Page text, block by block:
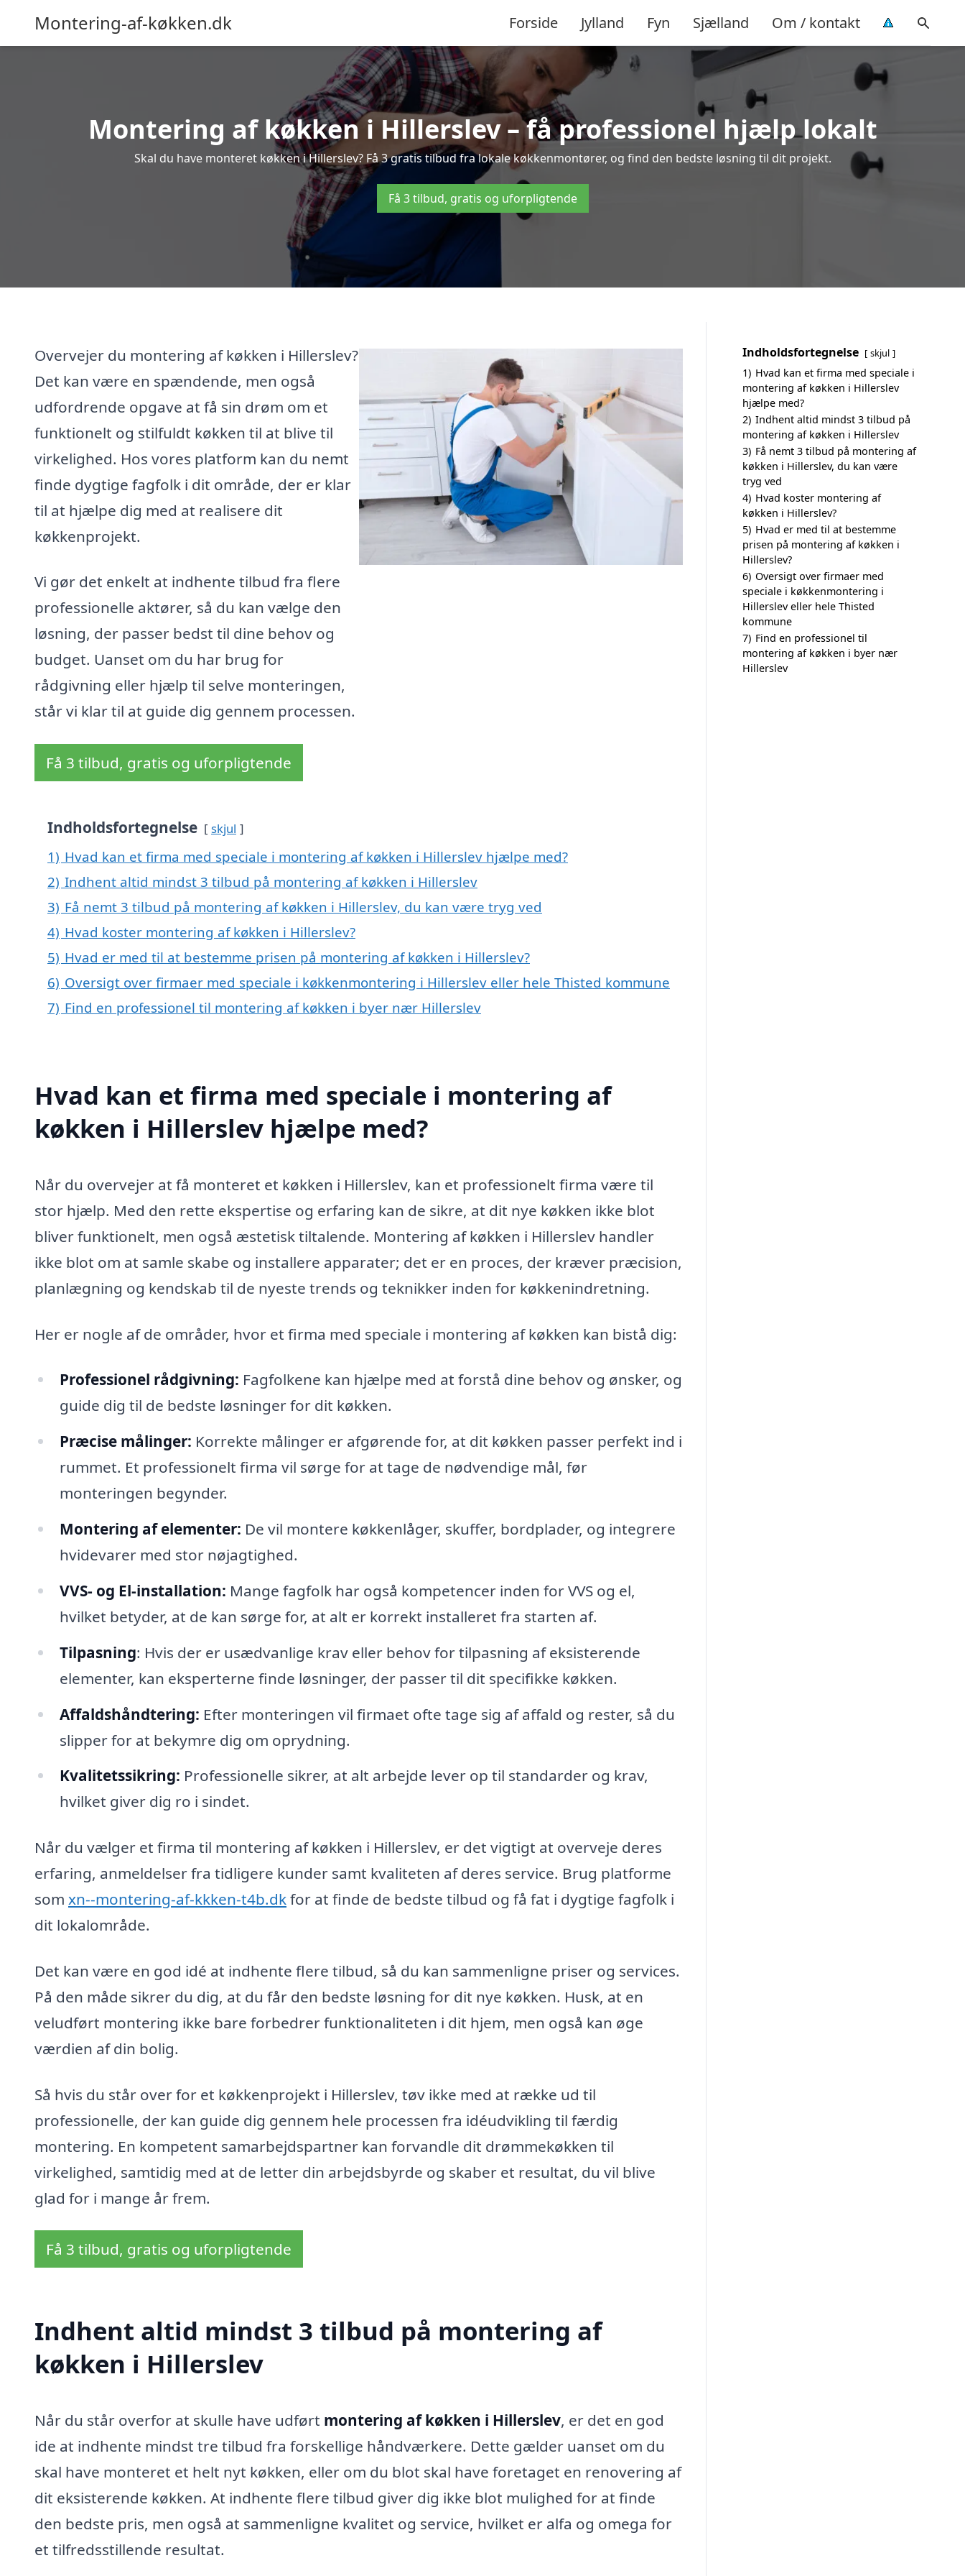
Montering-af-køkken.dk Forside Jylland Fyn Sjælland Om / kontakt
Montering af køkken i Hillerslev – få professionel hjælp lokalt
Skal du have monteret køkken i Hillerslev? Få 3 gratis tilbud fra lokale køkkenmontører, og find den bedste løsning til dit projekt.
Få 3 tilbud, gratis og uforpligtende
Overvejer du montering af køkken i Hillerslev?
Det kan være en spændende, men også
udfordrende opgave at få sin drøm om et
funktionelt og stilfuldt køkken til at blive til
virkelighed. Hos vores platform kan du nemt
finde dygtige fagfolk i dit område, der er klar
til at hjælpe dig med at realisere dit
køkkenprojekt.
Vi gør det enkelt at indhente tilbud fra flere
professionelle aktører, så du kan vælge den
løsning, der passer bedst til dine behov og
budget. Uanset om du har brug for
rådgivning eller hjælp til selve monteringen,
står vi klar til at guide dig gennem processen.
Få 3 tilbud, gratis og uforpligtende
Indholdsfortegnelse skjul
1) Hvad kan et firma med speciale i montering af køkken i Hillerslev hjælpe med?
2) Indhent altid mindst 3 tilbud på montering af køkken i Hillerslev
3) Få nemt 3 tilbud på montering af køkken i Hillerslev, du kan være tryg ved
4) Hvad koster montering af køkken i Hillerslev?
5) Hvad er med til at bestemme prisen på montering af køkken i Hillerslev?
6) Oversigt over firmaer med speciale i køkkenmontering i Hillerslev eller hele Thisted kommune
7) Find en professionel til montering af køkken i byer nær Hillerslev
Hvad kan et firma med speciale i montering af
køkken i Hillerslev hjælpe med?
Når du overvejer at få monteret et køkken i Hillerslev, kan et professionelt firma være til
stor hjælp. Med den rette ekspertise og erfaring kan de sikre, at dit nye køkken ikke blot
bliver funktionelt, men også æstetisk tiltalende. Montering af køkken i Hillerslev handler
ikke blot om at samle skabe og installere apparater; det er en proces, der kræver præcision,
planlægning og kendskab til de nyeste trends og teknikker inden for køkkenindretning.
Her er nogle af de områder, hvor et firma med speciale i montering af køkken kan bistå dig:
Professionel rådgivning: Fagfolkene kan hjælpe med at forstå dine behov og ønsker, og
guide dig til de bedste løsninger for dit køkken.
Præcise målinger: Korrekte målinger er afgørende for, at dit køkken passer perfekt ind i
rummet. Et professionelt firma vil sørge for at tage de nødvendige mål, før
monteringen begynder.
Montering af elementer: De vil montere køkkenlåger, skuffer, bordplader, og integrere
hvidevarer med stor nøjagtighed.
VVS- og El-installation: Mange fagfolk har også kompetencer inden for VVS og el,
hvilket betyder, at de kan sørge for, at alt er korrekt installeret fra starten af.
Tilpasning: Hvis der er usædvanlige krav eller behov for tilpasning af eksisterende
elementer, kan eksperterne finde løsninger, der passer til dit specifikke køkken.
Affaldshåndtering: Efter monteringen vil firmaet ofte tage sig af affald og rester, så du
slipper for at bekymre dig om oprydning.
Kvalitetssikring: Professionelle sikrer, at alt arbejde lever op til standarder og krav,
hvilket giver dig ro i sindet.
Når du vælger et firma til montering af køkken i Hillerslev, er det vigtigt at overveje deres
erfaring, anmeldelser fra tidligere kunder samt kvaliteten af deres service. Brug platforme
som xn--montering-af-kkken-t4b.dkfor at finde de bedste tilbud og få fat i dygtige fagfolk i
dit lokalområde.
Det kan være en god idé at indhente flere tilbud, så du kan sammenligne priser og services.
På den måde sikrer du dig, at du får den bedste løsning for dit nye køkken. Husk, at en
veludført montering ikke bare forbedrer funktionaliteten i dit hjem, men også kan øge
værdien af din bolig.
Så hvis du står over for et køkkenprojekt i Hillerslev, tøv ikke med at række ud til
professionelle, der kan guide dig gennem hele processen fra idéudvikling til færdig
montering. En kompetent samarbejdspartner kan forvandle dit drømmekøkken til
virkelighed, samtidig med at de letter din arbejdsbyrde og skaber et resultat, du vil blive
glad for i mange år frem.
Få 3 tilbud, gratis og uforpligtende
Indhent altid mindst 3 tilbud på montering af
køkken i Hillerslev
Når du står overfor at skulle have udført montering af køkken i Hillerslev, er det en god
ide at indhente mindst tre tilbud fra forskellige håndværkere. Dette gælder uanset om du
skal have monteret et helt nyt køkken, eller om du blot skal have foretaget en renovering af
dit eksisterende køkken. At indhente flere tilbud giver dig ikke blot mulighed for at finde
den bedste pris, men også at sammenligne kvalitet og service, hvilket er alfa og omega for
et tilfredsstillende resultat.
Indholdsfortegnelse skjul
1) Hvad kan et firma med speciale i
montering af køkken i Hillerslev
hjælpe med?
2) Indhent altid mindst 3 tilbud på
montering af køkken i Hillerslev
3) Få nemt 3 tilbud på montering af
køkken i Hillerslev, du kan være
tryg ved
4) Hvad koster montering af
køkken i Hillerslev?
5) Hvad er med til at bestemme
prisen på montering af køkken i
Hillerslev?
6) Oversigt over firmaer med
speciale i køkkenmontering i
Hillerslev eller hele Thisted
kommune
7) Find en professionel til
montering af køkken i byer nær
Hillerslev